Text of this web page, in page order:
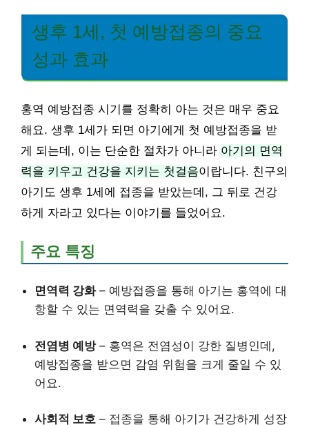
생후 1세, 첫 예방접종의 중요
성과 효과
홍역 예방접종 시기를 정확히 아는 것은 매우 중요
해요. 생후 1세가 되면 아기에게 첫 예방접종을 받
게 되는데, 이는 단순한 절차가 아니라 아기의 면역
력을 키우고 건강을 지키는 첫걸음이랍니다. 친구의
아기도 생후 1세에 접종을 받았는데, 그 뒤로 건강
하게 자라고 있다는 이야기를 들었어요.
주요 특징
면역력 강화– 예방접종을 통해 아기는 홍역에 대
항할 수 있는 면역력을 갖출 수 있어요.
전염병 예방– 홍역은 전염성이 강한 질병인데,
예방접종을 받으면 감염 위험을 크게 줄일 수 있
어요.
사회적 보호 – 접종을 통해 아기가 건강하게 성장